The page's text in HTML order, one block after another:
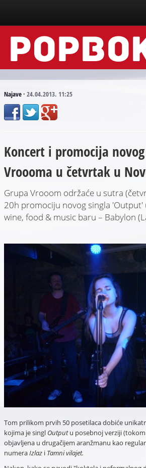
Vesti
Događaji
Tekstovi
Scena
Arhive
Najave· 24.04.2013. 11:25
Koncert i promocija
Vroooma u četvrtak u
Grupa Vrooom održaće u sutra
20h promociju novog singla 'Output'
wine, food & music baru – Babylon
Tom prilikom prvih 50 posetilaca dobiće
kojima je singl Outputu posebnoj verziji
objavljena u drugačijem aranžmanu kao
numeraIzlazi Tamni vilajet.